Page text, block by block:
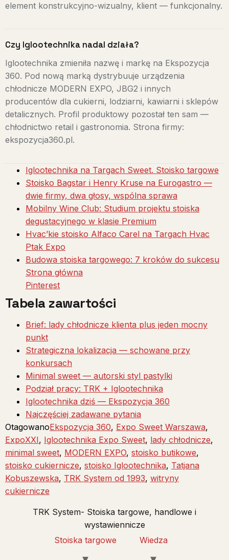
element konstrukcyjno-wizualny, klient — funkcjonalny.
Czy Iglootechnika nadal działa?
Iglootechnika zmieniła nazwę i markę na Ekspozycja
360. Pod nową marką dystrybuuje urządzenia
chłodnicze MODERN EXPO, JBG2 i innych
producentów dla cukierni, lodziarni, kawiarni i sklepów
detalicznych. Profil produktowy pozostał ten sam —
chłodnictwo retail i gastronomia. Strona firmy:
ekspozycja360.pl.
Iglootechnika na Targach Sweet. Stoisko targowe
Stoisko Bagstar i Henry Kruse na Eurogastro —
dwie firmy, dwa głosy, wspólna sprawa
Mobilny Wine Club: Studium projektu stoiska
degustacyjnego w klasie Premium
Hvac’kie stoisko Alfaco Carel na Targach Hvac
Ptak Expo
Budowa stoiska targowego: 7 kroków do sukcesu
Strona główna
Pinterest
Tabela zawartości
Brief: lady chłodnicze klienta plus jeden mocny
punkt
Strategiczna lokalizacja — schowane przy
konkursach
Minimal sweet — autorski styl pastylki
Podział pracy: TRK + Iglootechnika
Iglootechnika dziś — Ekspozycja 360
Najczęściej zadawane pytania
OtagowanoEkspozycja 360, Expo Sweet Warszawa,
ExpoXXI, Iglootechnika Expo Sweet, lady chłodnicze,
minimal sweet, MODERN EXPO, stoisko butikowe,
stoisko cukiernicze, stoisko Iglootechnika, Tatjana
Kobuszewska, TRK System od 1993, witryny
cukiernicze
TRK System- Stoiska targowe, handlowe i
wystawiennicze
Stoiska targowe
Wiedza